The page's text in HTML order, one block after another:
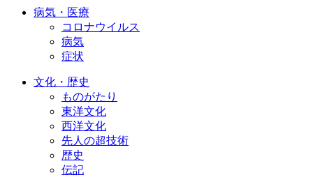
病気・医療
コロナウイルス
病気
症状
文化・歴史
ものがたり
東洋文化
西洋文化
先人の超技術
歴史
伝記